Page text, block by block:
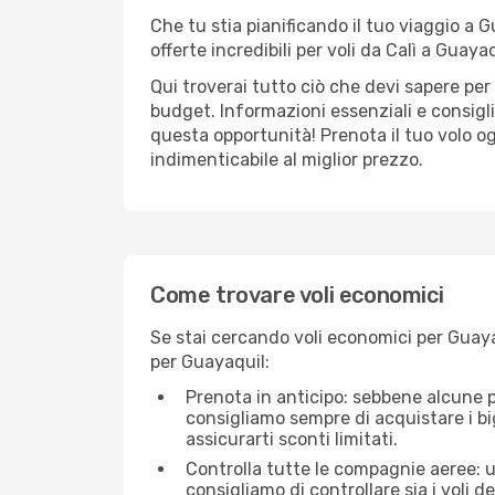
Che tu stia pianificando il tuo viaggio a
offerte incredibili per voli da Calì a
Qui troverai tutto ciò che devi sapere
budget. Informazioni essenziali e
questa opportunità! Prenota il tuo volo
indimenticabile al miglior prezzo.
Come trovare voli economici
Se stai cercando voli economici per
per Guayaquil:
Prenota in anticipo: sebbene
consigliamo sempre di acquistare i
assicurarti sconti limitati.
Controlla tutte le compagnie aeree:
consigliamo di controllare sia i voli